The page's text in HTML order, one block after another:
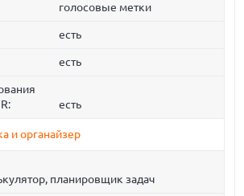
голосовые метки
есть
есть
есть
и органайзер
планировщик задач